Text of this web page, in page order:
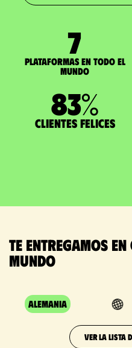
7
Plataformas en todo el
mundo
83%
Clientes felices
Te entregamos
mundo
Alemania
VER LA LISTA